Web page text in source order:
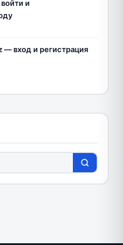
и
вход и регистрация